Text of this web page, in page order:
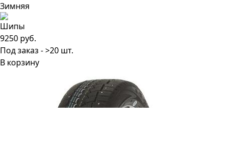
9250 руб.
Под заказ - >20 шт.
В корзину